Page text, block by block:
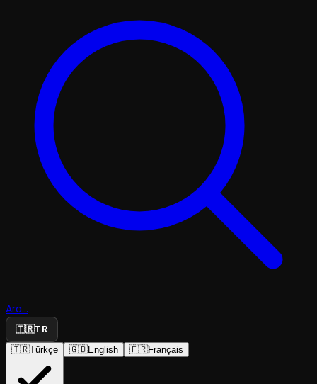
Ara...
🇹🇷TR
🇹🇷Türkçe 🇬🇧English 🇫🇷Français